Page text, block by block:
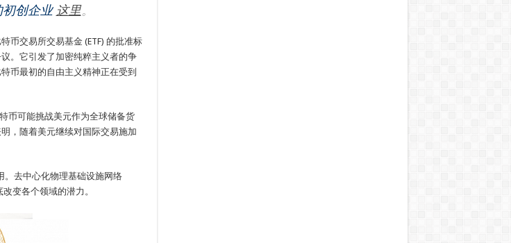
创企业 这里。
币交易所交易基金 (ETF) 的批准标
。它引发了加密纯粹主义者的争
币最初的自由主义精神正在受到
币可能挑战美元作为全球储备货
，随着美元继续对国际交易施加
。去中心化物理基础设施网络
变各个领域的潜力。